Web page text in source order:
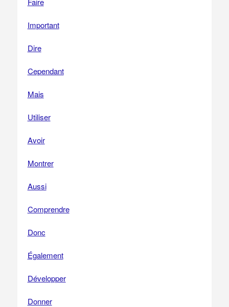
Important
Dire
Cependant
Mais
Utiliser
Avoir
Montrer
Aussi
Comprendre
Donc
Également
Développer
Donner